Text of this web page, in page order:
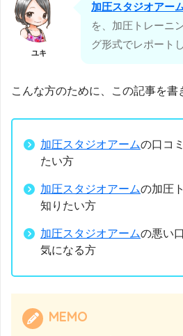
ユキ
加圧スタジオアー
を、加圧トレーニ
グ形式でレポート
こんな方のために、この記事を書
加圧スタジオアームの口コ
たい方
加圧スタジオアームの加圧
知りたい方
加圧スタジオアームの悪い
気になる方
MEMO